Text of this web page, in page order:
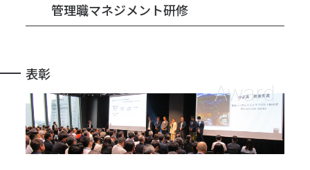
管理職マネジメント研修
表彰
Award